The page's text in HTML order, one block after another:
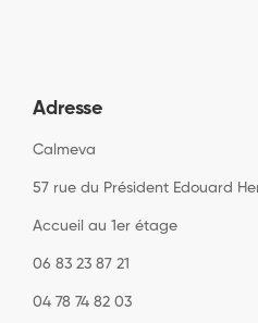
Adresse
Calmeva
57 rue du Président Edouard
Accueil au 1er étage
06 83 23 87 21
04 78 74 82 03